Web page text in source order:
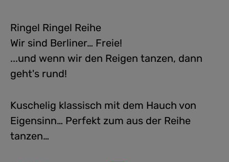
Ringel Ringel Reihe
Wir sind Berliner… Freie!
...und wenn wir den Reigen tanzen, dann
geht's rund!
Kuschelig klassisch mit dem Hauch von
Eigensinn… Perfekt zum aus der Reihe
tanzen…